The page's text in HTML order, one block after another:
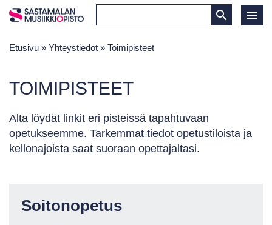
Etusivu » Yhteystiedot » Toimipisteet
TOIMIPISTEET
Alta löydät linkit eri pisteissä tapahtuvaan
opetukseemme. Tarkemmat tiedot opetustiloista ja
kellonajoista saat suoraan opettajaltasi.
Soiton­opetus